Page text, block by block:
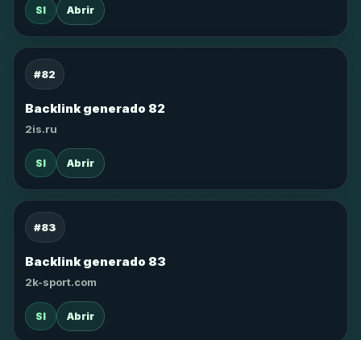
SI Abrir
#82
Backlink generado 82
2is.ru
SI Abrir
#83
Backlink generado 83
2k-sport.com
SI Abrir